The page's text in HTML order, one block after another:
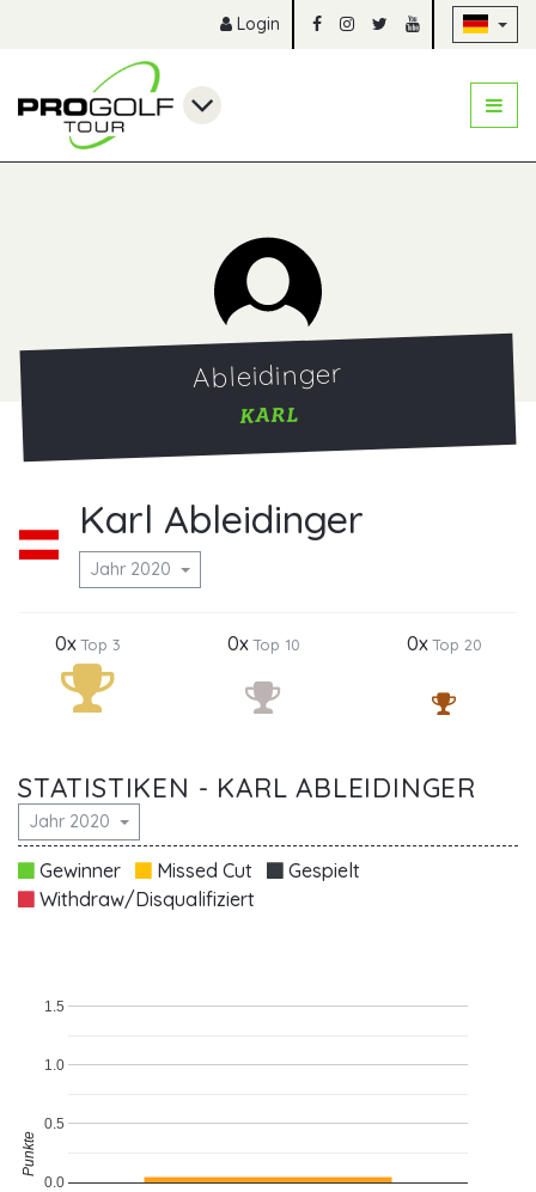
Login
Ableidinger
KARL
Karl Ableidinger
Jahr 2020
0xTop 3 0xTop 10 0xTop 20
STATISTIKEN - KARL ABLEIDINGER
Jahr 2020
Gewinner Missed Cut
Gespielt
Withdraw/Disqualifiziert
0.0
0.5
1.0
1.5
Punkte